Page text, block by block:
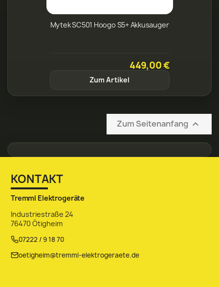
Mytek SC501 Hoogo S5+ Akkusauger
449,00 €
Zum Artikel
Zum Seitenanfang 
KONTAKT
Tremml Elektrogeräte
Industriestraße 24
76470 Ötigheim
07222 / 9 18 70
oetigheim@tremml-elektrogeraete.de